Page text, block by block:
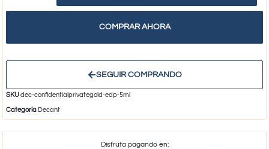
COMPRAR AHORA
SEGUIR COMPRANDO
SKUdec-confidentialprivategold-edp-5ml
Categoría Decant
Disfruta pagando en: